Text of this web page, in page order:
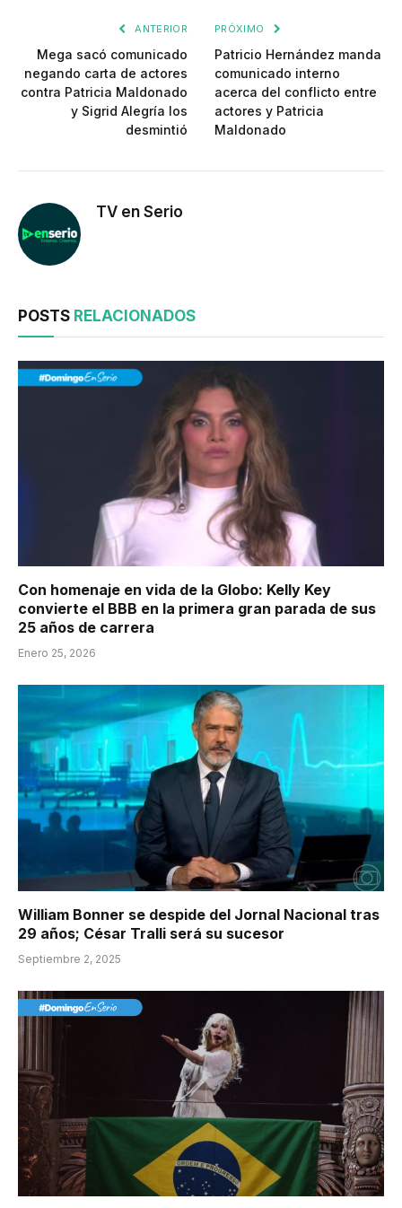
ANTERIOR
Mega sacó comunicado
negando carta de actores
contra Patricia Maldonado
y Sigrid Alegría los
desmintió
PRÓXIMO
Patricio Hernández manda
comunicado interno
acerca del conflicto entre
actores y Patricia
Maldonado
TV en Serio
POSTS RELACIONADOS
Con homenaje en vida de la Globo: Kelly Key
convierte el BBB en la primera gran parada de sus
25 años de carrera
Enero 25, 2026
William Bonner se despide del Jornal Nacional tras
29 años; César Tralli será su sucesor
Septiembre 2, 2025